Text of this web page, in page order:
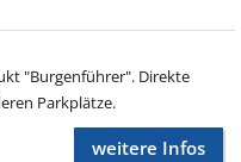
"Burgenführer". Direkte
Parkplätze.
weitere Infos